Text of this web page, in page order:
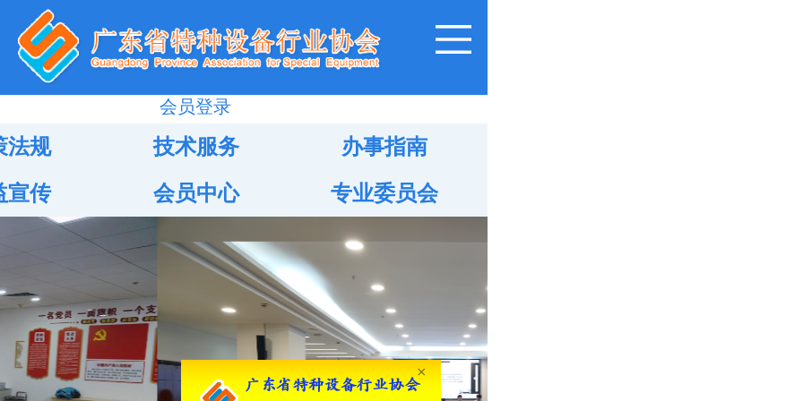
会员登录
法规 技术服务
办事指南
宣传
会员中心 专业委员会
×